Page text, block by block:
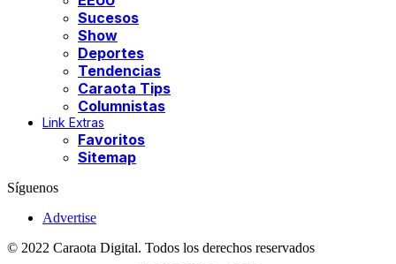
Sucesos
Show
Deportes
Tendencias
Caraota Tips
Columnistas
Link Extras
Favoritos
Sitemap
Síguenos
Advertise
© 2022 Caraota Digital. Todos los derechos reservados